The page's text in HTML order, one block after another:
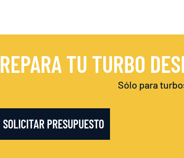
REPARA TU TURBO
Sólo para
SOLICITAR PRESUPUESTO